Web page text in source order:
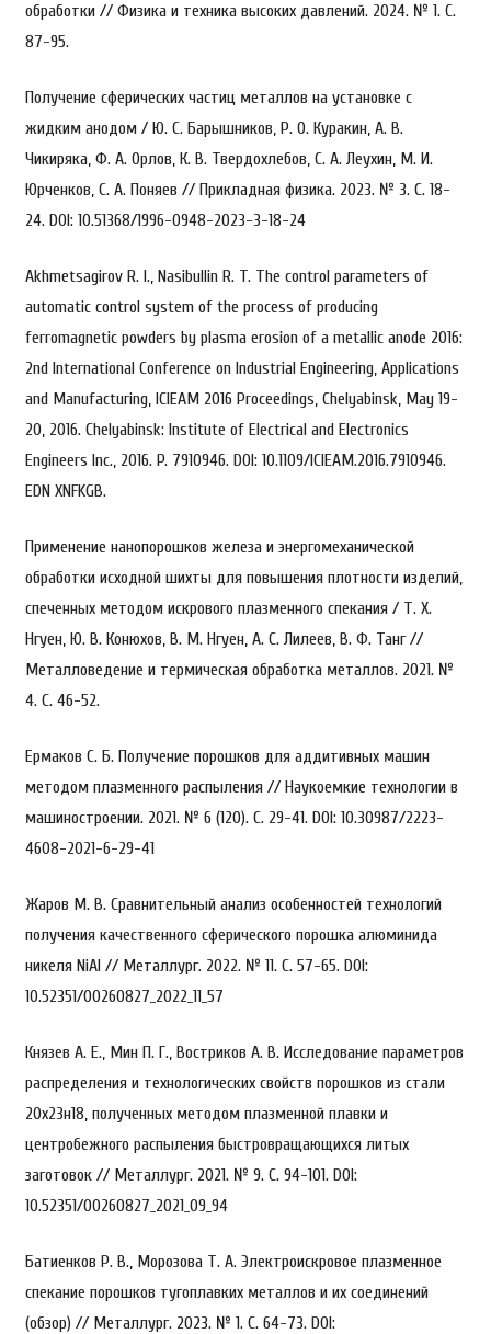
обработки // Физика и техника высоких давлений. 2024. № 1. С.
87-95.
Получение сферических частиц металлов на установке с
жидким анодом / Ю. С. Барышников, Р. О. Куракин, А. В.
Чикиряка, Ф. А. Орлов, К. В. Твердохлебов, С. А. Леухин, М. И.
Юрченков, С. А. Поняев // Прикладная физика. 2023. № 3. С. 18-
24. DOI: 10.51368/1996-0948-2023-3-18-24
Akhmetsagirov R. I., Nasibullin R. T. The control parameters of
automatic control system of the process of producing
ferromagnetic powders by plasma erosion of a metallic anode 2016:
2nd International Conference on Industrial Engineering, Applications
and Manufacturing, ICIEAM 2016 Proceedings, Chelyabinsk, May 19-
20, 2016. Chelyabinsk: Institute of Electrical and Electronics
Engineers Inc., 2016. P. 7910946. DOI: 10.1109/ICIEAM.2016.7910946.
EDN XNFKGB.
Применение нанопорошков железа и энергомеханической
обработки исходной шихты для повышения плотности изделий,
спеченных методом искрового плазменного спекания / Т. Х.
Нгуен, Ю. В. Конюхов, В. М. Нгуен, А. С. Лилеев, В. Ф. Танг //
Металловедение и термическая обработка металлов. 2021. №
4. С. 46-52.
Ермаков С. Б. Получение порошков для аддитивных машин
методом плазменного распыления // Наукоемкие технологии в
машиностроении. 2021. № 6 (120). С. 29-41. DOI: 10.30987/2223-
4608-2021-6-29-41
Жаров М. В. Сравнительный анализ особенностей технологий
получения качественного сферического порошка алюминида
никеля NiAl // Металлург. 2022. № 11. С. 57-65. DOI:
10.52351/00260827_2022_11_57
Князев А. Е., Мин П. Г., Востриков А. В. Исследование параметров
распределения и технологических свойств порошков из стали
20х23н18, полученных методом плазменной плавки и
центробежного распыления быстровращающихся литых
заготовок // Металлург. 2021. № 9. С. 94-101. DOI:
10.52351/00260827_2021_09_94
Батиенков Р. В., Морозова Т. А. Электроискровое плазменное
спекание порошков тугоплавких металлов и их соединений
(обзор) // Металлург. 2023. № 1. С. 64-73. DOI: